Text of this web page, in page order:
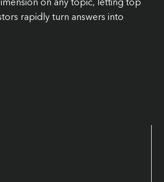
rapidly turn answers into